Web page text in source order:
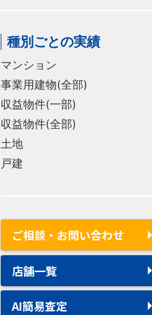
種別ごとの実績
マンション
事業用建物(全部)
収益物件(一部)
収益物件(全部)
土地
戸建
ご相談・お問い合わせ
店舗一覧
AI簡易査定